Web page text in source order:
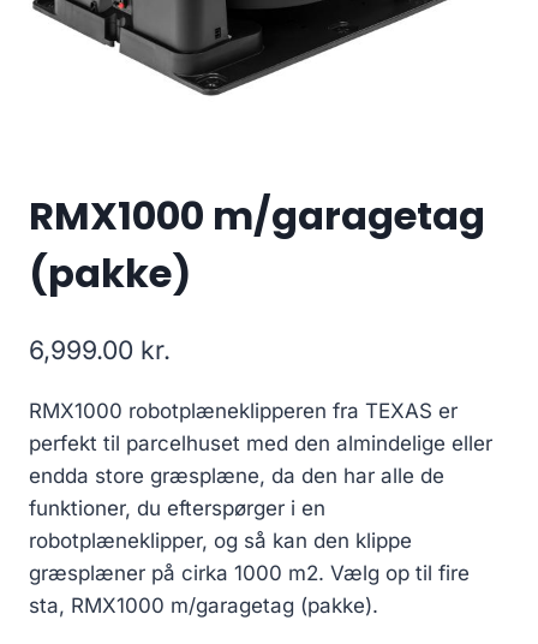
RMX1000 m/garagetag
(pakke)
6,999.00 kr.
RMX1000 robotplæneklipperen fra TEXAS er
perfekt til parcelhuset med den almindelige eller
endda store græsplæne, da den har alle de
funktioner, du efterspørger i en
robotplæneklipper, og så kan den klippe
græsplæner på cirka 1000 m2. Vælg op til fire
sta, RMX1000 m/garagetag (pakke).